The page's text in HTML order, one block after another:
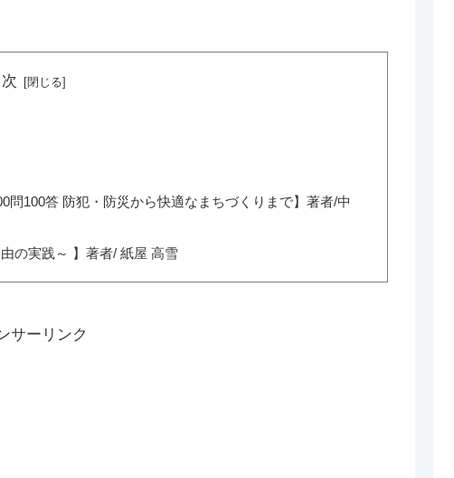
問100答 防犯・防災から快適なまちづくりまで】著者/中
の実践～ 】著者/ 紙屋 高雪
サーリンク